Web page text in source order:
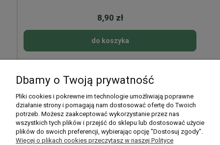
8,90 zł
do koszyka
Moje konto
Płatności i dostawa
Dbamy o Twoją prywatność
Pliki cookies i pokrewne im technologie umożliwiają poprawne
działanie strony i pomagają nam dostosować ofertę do Twoich
potrzeb. Możesz zaakceptować wykorzystanie przez nas
wszystkich tych plików i przejść do sklepu lub dostosować użycie
plików do swoich preferencji, wybierając opcję "Dostosuj zgody".
Więcej o plikach cookies przeczytasz w naszej Polityce